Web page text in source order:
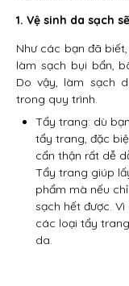
1. Vệ sinh da sạch sẽ
Như các bạn đã
làm sạch bụi bẩn,
Do vậy, làm sạch
trong quy trình.
Tẩy trang: dù
tẩy trang, đặc
cẩn thận rất dễ
Tẩy trang giúp
phẩm mà nếu
sạch hết được.
các loại tẩy
da.